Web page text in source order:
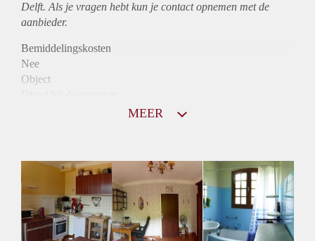
Delft. Als je vragen hebt kun je contact opnemen met de
aanbieder.
Bemiddelingskosten
Nee
Object
Huurtoeslag
Niet mogelijk
Inkomen eis
N.V.T.
Huurtermijn
MEER